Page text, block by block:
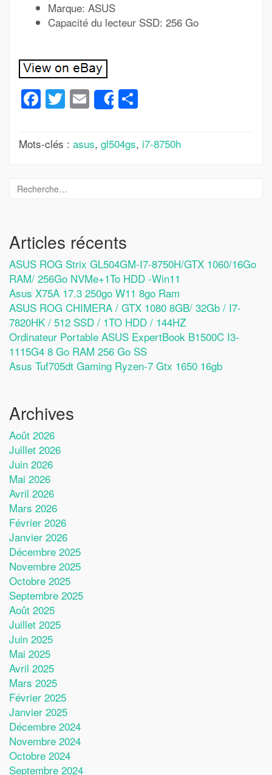
Marque: ASUS
Capacité du lecteur SSD: 256 Go
Facebook
Twitter
Email
Share
Mots-clés : asus, gl504gs, i7-8750h
Articles récents
ASUS ROG Strix GL504GM-I7-8750H/GTX 1060/16Go
RAM/ 256Go NVMe+1To HDD -Win11
Asus X75A 17.3 250go W11 8go Ram
ASUS ROG CHIMERA / GTX 1080 8GB/ 32Gb / I7-
7820HK / 512 SSD / 1TO HDD / 144HZ
Ordinateur Portable ASUS ExpertBook B1500C I3-
1115G4 8 Go RAM 256 Go SS
Asus Tuf705dt Gaming Ryzen-7 Gtx 1650 16gb
Archives
Août 2026
Juillet 2026
Juin 2026
Mai 2026
Avril 2026
Mars 2026
Février 2026
Janvier 2026
Décembre 2025
Novembre 2025
Octobre 2025
Septembre 2025
Août 2025
Juillet 2025
Juin 2025
Mai 2025
Avril 2025
Mars 2025
Février 2025
Janvier 2025
Décembre 2024
Novembre 2024
Octobre 2024
Septembre 2024